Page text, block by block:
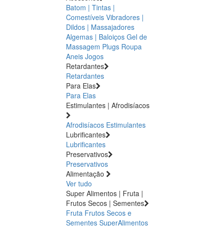
Batom | Tintas |
Comestíveis Vibradores |
Dildos | Massajadores
Algemas | Baloiços Gel de
Massagem Plugs Roupa
Aneis Jogos
Retardantes
Retardantes
Para Elas
Para Elas
Estimulantes | Afrodisíacos
Afrodisíacos Estimulantes
Lubrificantes
Lubrificantes
Preservativos
Preservativos
Alimentação
Ver tudo
Super Alimentos | Fruta |
Frutos Secos | Sementes
Fruta Frutos Secos e
Sementes SuperAlimentos